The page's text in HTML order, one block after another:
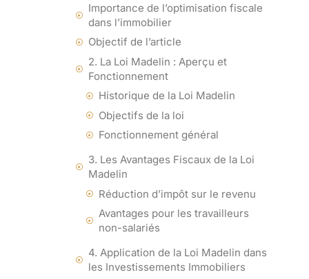
Importance de l’optimisation fiscale
dans l’immobilier
Objectif de l’article
2. La Loi Madelin : Aperçu et
Fonctionnement
Historique de la Loi Madelin
Objectifs de la loi
Fonctionnement général
3. Les Avantages Fiscaux de la Loi
Madelin
Réduction d’impôt sur le revenu
Avantages pour les travailleurs
non-salariés
4. Application de la Loi Madelin dans
les Investissements Immobiliers